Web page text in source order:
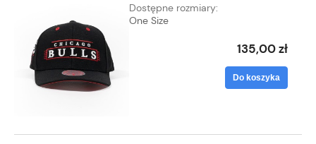
Dostępne rozmiary:
One Size
135,00 zł
Do koszyka